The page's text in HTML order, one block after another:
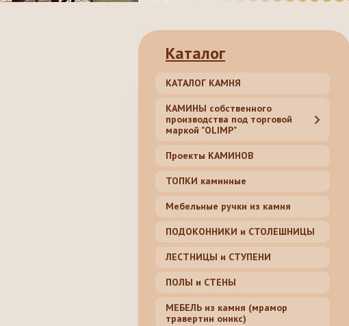
Каталог
КАТАЛОГ КАМНЯ
КАМИНЫ собственного
производства под торговой
маркой "OLIMP"
Проекты КАМИНОВ
ТОПКИ каминные
Мебельные ручки из камня
ПОДОКОННИКИ и СТОЛЕШНИЦЫ
ЛЕСТНИЦЫ и СТУПЕНИ
ПОЛЫ и СТЕНЫ
МЕБЕЛЬ из камня (мрамор
травертин оникс)